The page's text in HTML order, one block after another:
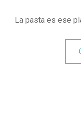
La pasta es ese